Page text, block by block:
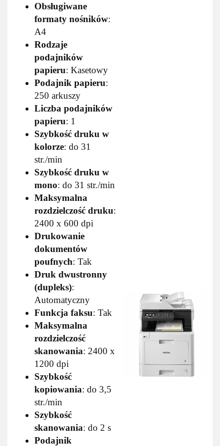
Obsługiwane
formaty nośników:
A4
Rodzaje
podajników
papieru: Kasetowy
Podajnik papieru:
250 arkuszy
Liczba podajników
papieru: 1
Szybkość druku w
kolorze: do 31
str./min
Szybkość druku w
mono: do 31 str./min
Maksymalna
rozdzielczość druku:
2400 x 600 dpi
Drukowanie
dokumentów
poufnych: Tak
Druk dwustronny
(dupleks):
Automatyczny
Funkcja faksu: Tak
Maksymalna
rozdzielczość
skanowania: 2400 x
1200 dpi
Szybkość
kopiowania: do 3,5
str./min
Szybkość
skanowania: do 2 s
Podajnik